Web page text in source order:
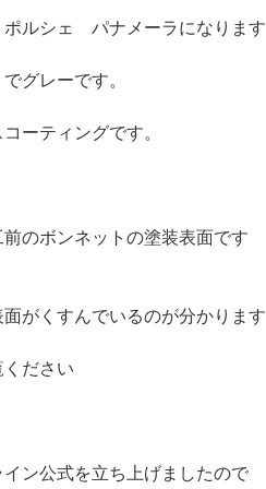
ポルシェ パナメーラになります
グレーです。
ーティングです。
前のボンネットの塗装表面です
がくすんでいるのが分かります
ださい
ン公式を立ち上げましたので